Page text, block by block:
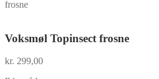
frosne
Voksmøl Topinsect frosne
kr. 299,00